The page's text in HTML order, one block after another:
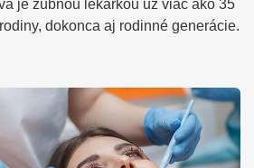
je zubnou lekárkou už viac ako 35
dokonca aj rodinné generácie.